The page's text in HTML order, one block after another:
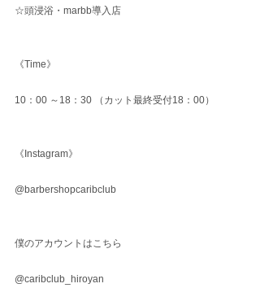
☆頭浸浴・marbb導入店
《Time》
10：00 ～18：30 （カット最終受付18：00）
《Instagram》
@barbershopcaribclub
僕のアカウントはこちら
@caribclub_hiroyan